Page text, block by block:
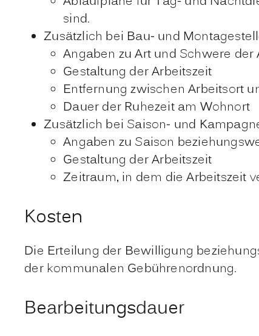
sind.
Zusätzlich bei Bau- und
Angaben zu Art und Schwere der
Gestaltung der Arbeitszeit
Entfernung zwischen Arbeitsort
Dauer der Ruhezeit am Wohnort
Zusätzlich bei Saison- und
Angaben zu Saison
Gestaltung der Arbeitszeit
Zeitraum, in dem die Arbeitszeit
Kosten
Die Erteilung der Bewilligung
der kommunalen Gebührenordnung.
Bearbeitungsdauer